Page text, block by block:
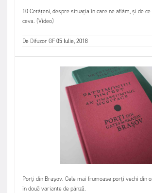
10 Cetățeni, despre situația în care ne aflăm, și de
ceva. (Video)
De Difuzor GF05 Iulie, 2018
Porți din Brașov. Cele mai frumoase porți vechi din
în două variante de pânză.